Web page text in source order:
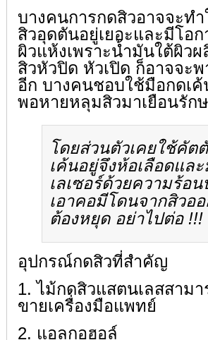
บางคนการกดสิวอาจจะท
สิวอุดตันอยู่เยอะและมีโอ
ผิวแห้งเพราะน้ำมันใต้ผิว
สิวหัวปิด หัวเปิด ก็อาจจะ
อีก บางคนชอบใช้มือกดเ
พอหายหลุมสิวมาเยือนรัก
โดยส่วนตัวเคยใช้คัต
เค้นอยู่จึงห้อเลือดแล
เลเซอร์ด้วยความร้อ
เอาคอมีโดนจากสิวอ
ต้องหยุด อย่าไปต่อ !!!
อุปกรณ์กดสิวที่สำคัญ
1. ไม้กดสิวแสตนเลสสาม
ขายเครื่องมือแพทย์
2. แอลกอฮอล์